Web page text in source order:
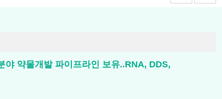
약물개발 파이프라인 보유..RNA, DDS,